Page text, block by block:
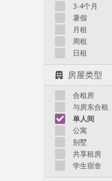
3-4个月
暑假
月租
周租
日租
房屋类型
合租房
与房东合租
单人间
公寓
别墅
共享租房
学生宿舍